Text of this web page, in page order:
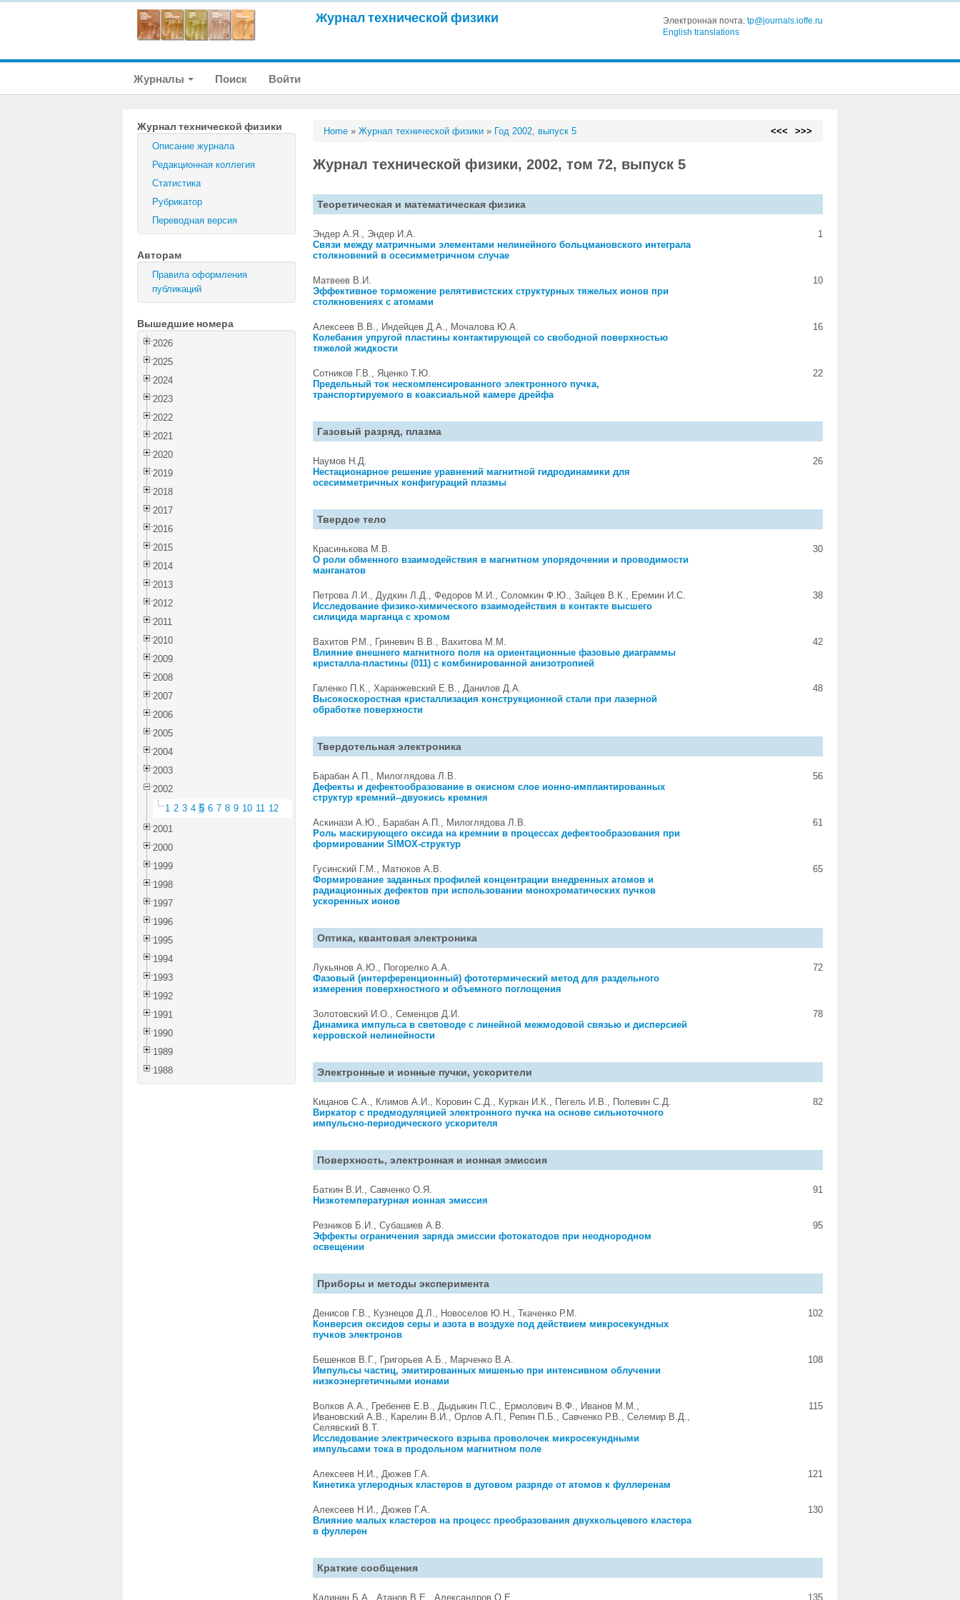
Журнал технической физики Электронная почта: tp@journals.ioffe.ru
English translations
Журналы Поиск Войти
Журнал технической физики
Описание журнала
Редакционная коллегия
Статистика
Рубрикатор
Переводная версия
Авторам
Правила оформления
публикаций
Вышедшие номера
2026
2025
2024
2023
2022
2021
2020
2019
2018
2017
2016
2015
2014
2013
2012
2011
2010
2009
2008
2007
2006
2005
2004
2003
2002
1 2 3 4 5 6 7 8 9 10 11 12
2001
2000
1999
1998
1997
1996
1995
1994
1993
1992
1991
1990
1989
1988
Home »Журнал технической физики » Год 2002, выпуск 5 <<< >>>
Журнал технической физики, 2002, том 72, выпуск 5
Теоретическая и математическая физика
Эндер А.Я., Эндер И.А.
Связи между матричными элементами нелинейного больцмановского интеграла
столкновений в осесимметричном случае
1
Матвеев В.И.
Эффективное торможение релятивистских структурных тяжелых ионов при
столкновениях с атомами
10
Алексеев В.В., Индейцев Д.А., Мочалова Ю.А.
Колебания упругой пластины контактирующей со свободной поверхностью
тяжелой жидкости
16
Сотников Г.В., Яценко Т.Ю.
Предельный ток нескомпенсированного электронного пучка,
транспортируемого в коаксиальной камере дрейфа
22
Газовый разряд, плазма
Наумов Н.Д.
Нестационарное решение уравнений магнитной гидродинамики для
осесимметричных конфигураций плазмы
26
Твердое тело
Красинькова М.В.
О роли обменного взаимодействия в магнитном упорядочении и проводимости
манганатов
30
Петрова Л.И., Дудкин Л.Д., Федоров М.И., Соломкин Ф.Ю., Зайцев В.К., Еремин И.С.
Исследование физико-химического взаимодействия в контакте высшего
силицида марганца с хромом
38
Вахитов Р.М., Гриневич В.В., Вахитова М.М.
Влияние внешнего магнитного поля на ориентационные фазовые диаграммы
кристалла-пластины (011) с комбинированной анизотропией
42
Галенко П.К., Харанжевский Е.В., Данилов Д.А.
Высокоскоростная кристаллизация конструкционной стали при лазерной
обработке поверхности
48
Твердотельная электроника
Барабан А.П., Милоглядова Л.В.
Дефекты и дефектообразование в окисном слое ионно-имплантированных
структур кремний--двуокись кремния
56
Аскинази А.Ю., Барабан А.П., Милоглядова Л.В.
Роль маскирующего оксида на кремнии в процессах дефектообразования при
формировании SIMOX-структур
61
Гусинский Г.М., Матюков А.В.
Формирование заданных профилей концентрации внедренных атомов и
радиационных дефектов при использовании монохроматических пучков
ускоренных ионов
65
Оптика, квантовая электроника
Лукьянов А.Ю., Погорелко А.А.
Фазовый (интерференционный) фототермический метод для раздельного
измерения поверхностного и объемного поглощения
72
Золотовский И.О., Семенцов Д.И.
Динамика импульса в световоде с линейной межмодовой связью и дисперсией
керровской нелинейности
78
Электронные и ионные пучки, ускорители
Кицанов С.А., Климов А.И., Коровин С.Д., Куркан И.К., Пегель И.В., Полевин С.Д.
Виркатор с предмодуляцией электронного пучка на основе сильноточного
импульсно-периодического ускорителя
82
Поверхность, электронная и ионная эмиссия
Баткин В.И., Савченко О.Я.
Низкотемпературная ионная эмиссия
91
Резников Б.И., Субашиев А.В.
Эффекты ограничения заряда эмиссии фотокатодов при неоднородном
освещении
95
Приборы и методы эксперимента
Денисов Г.В., Кузнецов Д.Л., Новоселов Ю.Н., Ткаченко Р.М.
Конверсия оксидов серы и азота в воздухе под действием микросекундных
пучков электронов
102
Бешенков В.Г., Григорьев А.Б., Марченко В.А.
Импульсы частиц, эмитированных мишенью при интенсивном облучении
низкоэнергетичными ионами
108
Волков А.А., Гребенев Е.В., Дыдыкин П.С., Ермолович В.Ф., Иванов М.М.,
Ивановский А.В., Карелин В.И., Орлов А.П., Репин П.Б., Савченко Р.В., Селемир В.Д.,
Селявский В.Т.
Исследование электрического взрыва проволочек микросекундными
импульсами тока в продольном магнитном поле
115
Алексеев Н.И., Дюжев Г.А.
Кинетика углеродных кластеров в дуговом разряде от атомов к фуллеренам
121
Алексеев Н.И., Дюжев Г.А.
Влияние малых кластеров на процесс преобразования двухкольцевого кластера
в фуллерен
130
Краткие сообщения
Калинин Б.А., Атанов В.Е., Александров О.Е. 135